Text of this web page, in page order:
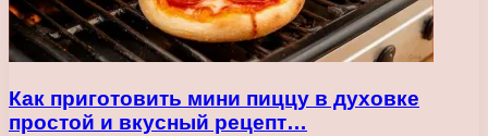
Как приготовить мини пиццу в духовке
простой и вкусный рецепт…